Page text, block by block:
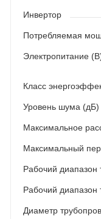
Инвертор
Потребляемая
Электропитание
Класс
Уровень шума (дБ)
Диаметр